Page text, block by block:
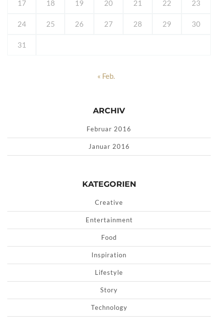
17 18 19 20 21 22 23
24 25 26 27 28 29 30
31
« Feb.
ARCHIV
Februar 2016
Januar 2016
KATEGORIEN
Creative
Entertainment
Food
Inspiration
Lifestyle
Story
Technology